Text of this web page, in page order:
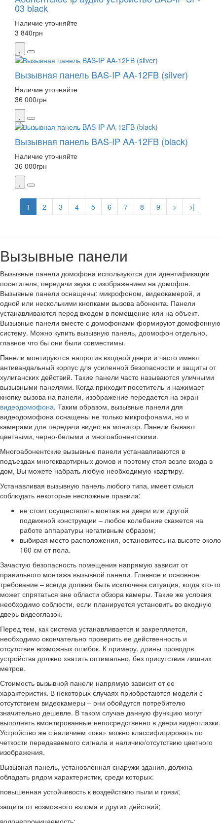
03 black
Наличие уточняйте
3 840грн
Вызывная панель BAS-IP AA-12FB (silver)
Наличие уточняйте
36 000грн
Вызывная панель BAS-IP AA-12FB (black)
Наличие уточняйте
36 000грн
1 2 3 4 5 6 7 8 9 > >|
Вызывные панели
Вызывные панели домофона используются для идентификации
посетителя, передачи звука с изображением на домофон.
Вызывные панели оснащены: микрофоном, видеокамерой, и
одной или несколькими кнопками вызова абонента. Панели
устанавливаются перед входом в помещение или на объект.
Вызывные панели вместе с домофонами формируют домофонную
систему. Можно купить вызывную панель, доомофон отдельно,
главное что бы они были совместимы.
Панели монтируются напротив входной двери и часто имеют
антивандальный корпус для усиленной безопасности и защиты от
хулиганских действий. Такие панели часто называются уличными
вызывными панелями. Когда приходит посетитель и нажимает
кнопку вызова на панели, изображение передается на экран
видеодомофона. Таким образом, вызывные панели для
видеодомофона оснащены не только микрофонами, но и
камерами для передачи видео на монитор. Панели бывают
цветными, черно-белыми и многоабонентскими.
Многоабонентские вызывные панели устанавливаются в
подъездах многоквартирных домов и поэтому стоя возле входа в
дом, Вы можете набрать любую необходимую квартиру.
Устанавливая вызывную панель любого типа, имеет смысл
соблюдать некоторые несложные правила:
не стоит осуществлять монтаж на двери или другой
подвижной конструкции – любое колебание скажется на
работе аппаратуры негативным образом;
выбирая место расположения, остановитесь на высоте около
160 см от пола.
Зачастую безопасность помещения напрямую зависит от
правильного монтажа вызывной панели. Главное и основное
требование – всегда должна быть исключена ситуация, когда кто-то
может спрятаться вне области обзора камеры. Такие же условия
необходимо соблюсти, если планируется установить во входную
дверь видеоглазок.
Перед тем, как система устанавливается и закрепляется,
необходимо окончательно проверить ее действенность и
отсутствие возможных ошибок. К примеру, длины проводов
устройства должно хватить оптимально, без присутствия лишних
метров.
Стоимость вызывной панели напрямую зависит от ее
характеристик. В некоторых случаях приобретаются модели с
отсутствием видеокамеры – они обойдутся потребителю
значительно дешевле. В таком случае данную функцию могут
выполнять вмонтированные непосредственно в двери видеоглазки.
Устройство же с наличием «ока» можно классифицировать по
четкости передаваемого сигнала и наличию/отсутствию цветного
изображения.
Вызывная панель, установленная снаружи здания, должна
обладать рядом характеристик, среди которых:
повышенная устойчивость к воздействию пыли и грязи;
защита от возможного взлома и других действий;
водонепроницаемость;